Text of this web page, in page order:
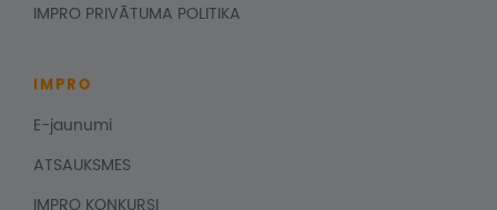
IMPRO PRIVĀTUMA POLITIKA
IMPRO
E-jaunumi
ATSAUKSMES